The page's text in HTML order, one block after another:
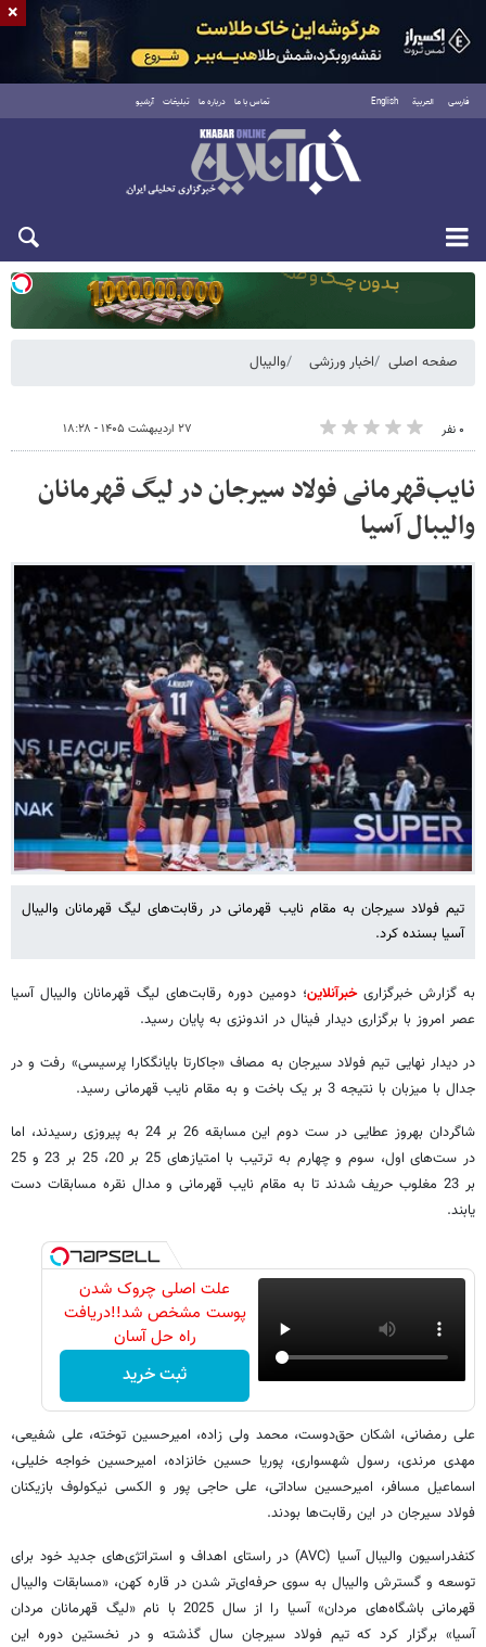
فارسی العربية English تماس با ما درباره ما تبلیغات آرشیو
دوشنبه ۱۹ مرداد ۱۴۰۵
صفحه اصلی اخبار ورزشی والیبال
۰ نفر ۲۷ اردیبهشت ۱۴۰۵ - ۱۸:۲۸
نایب‌قهرمانی فولاد سیرجان در لیگ قهرمانان
والیبال آسیا
تیم فولاد سیرجان به مقام نایب قهرمانی در رقابت‌های لیگ قهرمانان والیبال
آسیا بسنده کرد.
به گزارش خبرگزاریخبرآنلاین؛ دومین دوره رقابت‌های لیگ قهرمانان والیبال آسیا
عصر امروز با برگزاری دیدار فینال در اندونزی به پایان رسید.
در دیدار نهایی تیم فولاد سیرجان به مصاف «جاکارتا بایانگکارا پرسیسی» رفت و در
جدال با میزبان با نتیجه 3 بر یک باخت و به مقام نایب قهرمانی رسید.
شاگردان بهروز عطایی در ست دوم این مسابقه 26 بر 24 به پیروزی رسیدند، اما
در ست‌های اول، سوم و چهارم به ترتیب با امتیازهای 25 بر 20، 25 بر 23 و 25
بر 23 مغلوب حریف شدند تا به مقام نایب قهرمانی و مدال نقره مسابقات دست
یابند.
علت اصلی چروک شدن
پوست مشخص شد!!دریافت
راه حل آسان
ثبت خرید
علی رمضانی، اشکان حق‌دوست، محمد ولی زاده، امیرحسین توخته، علی شفیعی،
مهدی مرندی، رسول شهسواری، پوریا حسین خانزاده، امیرحسین خواجه خلیلی،
اسماعیل مسافر، امیرحسین ساداتی، علی حاجی پور و الکسی نیکولوف بازیکنان
فولاد سیرجان در این رقابت‌ها بودند.
کنفدراسیون والیبال آسیا (AVC) در راستای اهداف و استراتژی‌های جدید خود برای
توسعه و گسترش والیبال به سوی حرفه‌ای‌تر شدن در قاره کهن، «مسابقات والیبال
قهرمانی باشگاه‌های مردان» آسیا را از سال 2025 با نام «لیگ قهرمانان مردان
آسیا» برگزار کرد که تیم فولاد سیرجان سال گذشته و در نخستین دوره این
×